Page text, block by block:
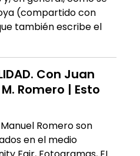
(compartido con
también escribe el
Con Juan
Romero | Esto
Romero son
en el medio